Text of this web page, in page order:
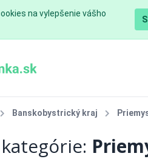
na vylepšenie vášho
Banskobystrický kraj